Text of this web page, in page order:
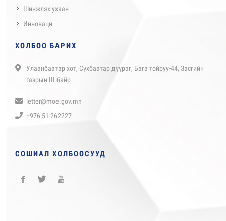
Шинжлэх ухаан
Инноваци
ХОЛБОО БАРИХ
Улаанбаатар хот, Сүхбаатар дүүрэг, Бага тойруу-44, Засгийн
газрын III байр
letter@moe.gov.mn
+976 51-262227
СОШИАЛ ХОЛБООСУУД